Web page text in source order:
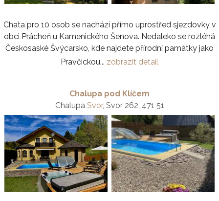
Chata pro 10 osob se nachází přímo uprostřed sjezdovky v
obci Prácheň u Kamenického Šenova. Nedaleko se rozléhá
Českosaské Švýcarsko, kde najdete přírodní památky jako
Pravčickou... zobrazit detail
Chalupa pod Klíčem
Chalupa Svor, Svor 262, 471 51